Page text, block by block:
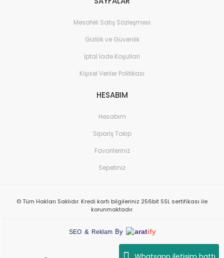
Mesafeli Satış Sözleşmesi
Gizlilik ve Güvenlik
İptal İade Koşullari
Kişisel Veriler Politikası
HESABIM
Hesabım
Sipariş Takip
Favorileriniz
Sepetiniz
© Tüm Hakları Saklıdır. Kredi kartı bilgileriniz 256bit SSL sertifikası ile
korunmaktadır.
SEO & Reklam By aratify